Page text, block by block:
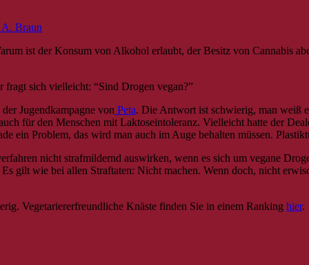
A. Braun
ist der Konsum von Alkohol erlaubt, der Besitz von Cannabis
fragt sich vielleicht: “Sind Drogen vegan?”
Jugendkampagne von Peta. Die Antwort ist schwierig, man weiß
für den Menschen mit Laktoseintoleranz. Vielleicht hatte der
ein Problem, das wird man auch im Auge behalten müssen.
nicht strafmildernd auswirken, wenn es sich um vegane
Es gilt wie bei allen Straftaten: Nicht machen. Wenn doch, nicht
Vegetariererfreundliche Knäste finden Sie in einem Ranking hier.